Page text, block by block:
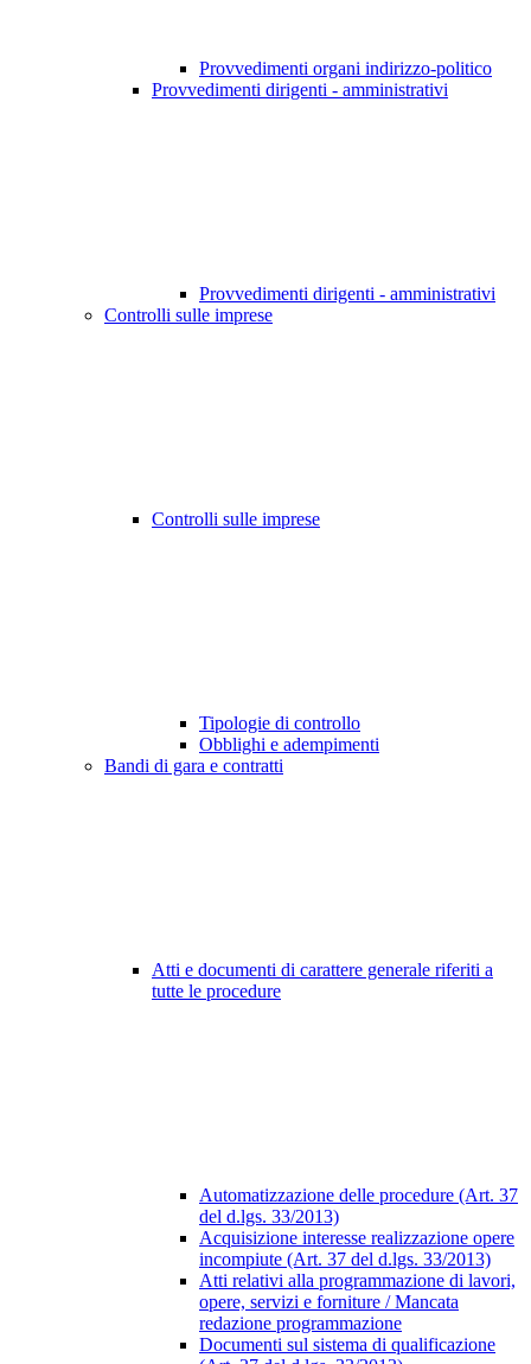
Provvedimenti organi indirizzo-politico
Provvedimenti dirigenti - amministrativi
Provvedimenti dirigenti - amministrativi
Controlli sulle imprese
Controlli sulle imprese
Tipologie di controllo
Obblighi e adempimenti
Bandi di gara e contratti
Atti e documenti di carattere generale riferiti a
tutte le procedure
Automatizzazione delle procedure (Art. 37
del d.lgs. 33/2013)
Acquisizione interesse realizzazione opere
incompiute (Art. 37 del d.lgs. 33/2013)
Atti relativi alla programmazione di lavori,
opere, servizi e forniture / Mancata
redazione programmazione
Documenti sul sistema di qualificazione